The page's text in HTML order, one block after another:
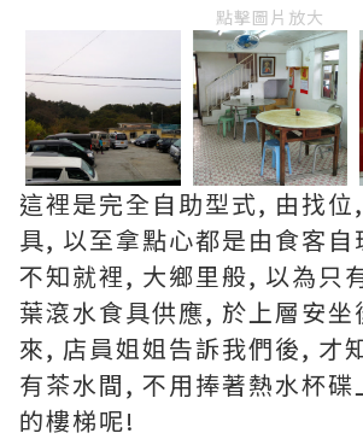
點擊圖片放大
這裡是完全自助型式, 由找
具, 以至拿點心都是由食客自
不知就裡, 大鄉里般, 以為只
葉滾水食具供應, 於上層安坐
來, 店員姐姐告訴我們後, 才
有茶水間, 不用捧著熱水杯碟
的樓梯呢!